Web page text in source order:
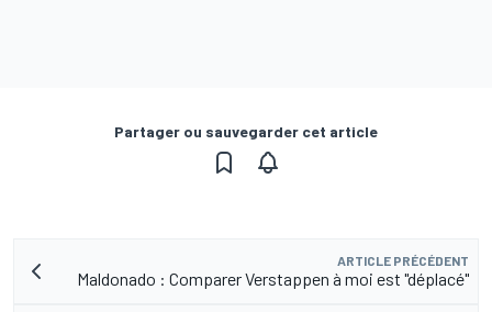
Partager ou sauvegarder cet article
ARTICLE PRÉCÉDENT
Maldonado : Comparer Verstappen à moi est "déplacé"